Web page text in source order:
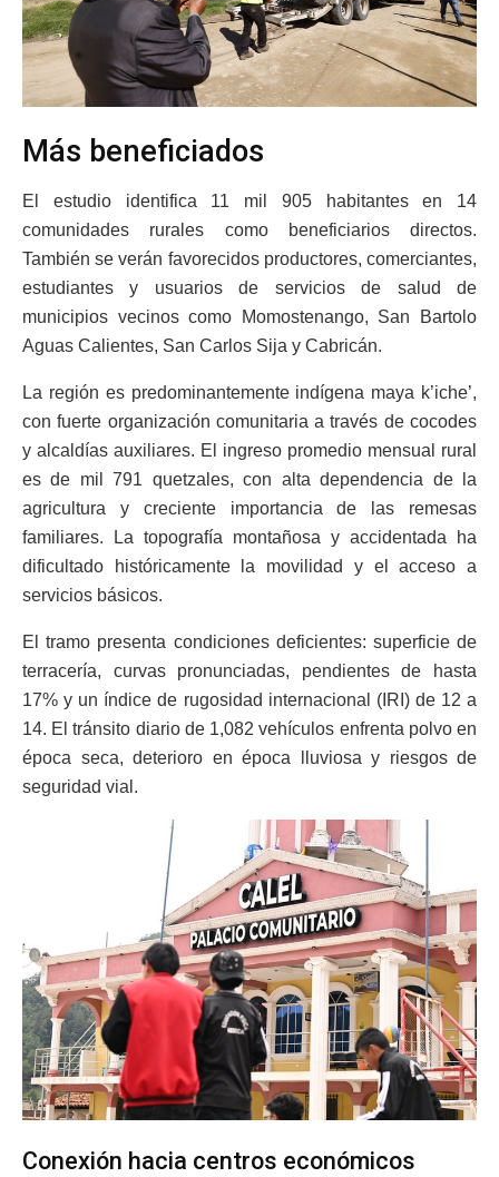
Más beneficiados
El estudio identifica 11 mil 905 habitantes en 14
comunidades rurales como beneficiarios directos.
También se verán favorecidos productores, comerciantes,
estudiantes y usuarios de servicios de salud de
municipios vecinos como Momostenango, San Bartolo
Aguas Calientes, San Carlos Sija y Cabricán.
La región es predominantemente indígena maya k’iche’,
con fuerte organización comunitaria a través de cocodes
y alcaldías auxiliares. El ingreso promedio mensual rural
es de mil 791 quetzales, con alta dependencia de la
agricultura y creciente importancia de las remesas
familiares. La topografía montañosa y accidentada ha
dificultado históricamente la movilidad y el acceso a
servicios básicos.
El tramo presenta condiciones deficientes: superficie de
terracería, curvas pronunciadas, pendientes de hasta
17% y un índice de rugosidad internacional (IRI) de 12 a
14. El tránsito diario de 1,082 vehículos enfrenta polvo en
época seca, deterioro en época lluviosa y riesgos de
seguridad vial.
Conexión hacia centros económicos